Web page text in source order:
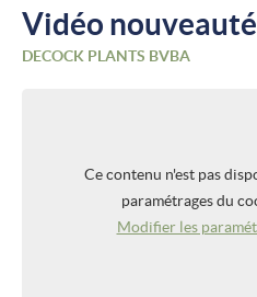
Vidéo
DECOCK PLANTS BVBA
Ce contenu n'est pas
paramétrages du
Modifier les